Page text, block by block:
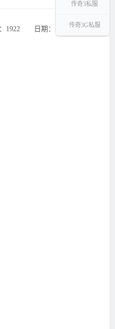
1922 ‌‍日期：2026-01-25
传奇3私服
传奇3G私服